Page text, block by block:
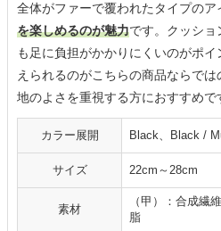
全体がファーで覆われたタイプのア
を楽しめるのが魅力です。クッシ
も足に負担がかかりにくいのがポ
えられるのがこちらの商品ならで
地のよさを重視する方におすすめで
カラー展開 Black、Black /
サイズ 22cm～28cm
素材
（甲）：合成繊
脂